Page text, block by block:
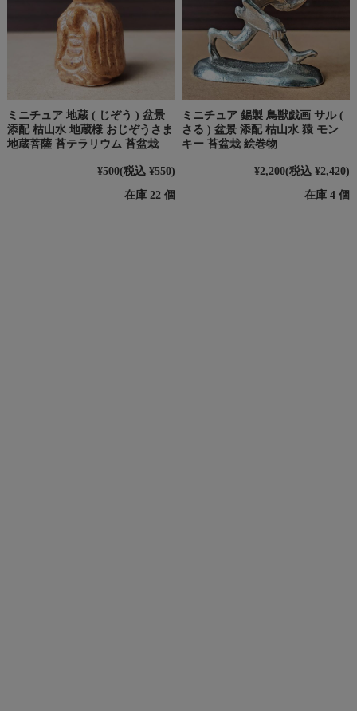
ミニチュア 地蔵 ( じぞう ) 盆景
添配 枯山水 地蔵様 おじぞうさま
地蔵菩薩 苔テラリウム 苔盆栽
¥500(税込 ¥550)
在庫 22 個
ミニチュア 錫製 鳥獣戯画 サル (
さる ) 盆景 添配 枯山水 猿 モン
キー 苔盆栽 絵巻物
¥2,200(税込 ¥2,420)
在庫 4 個